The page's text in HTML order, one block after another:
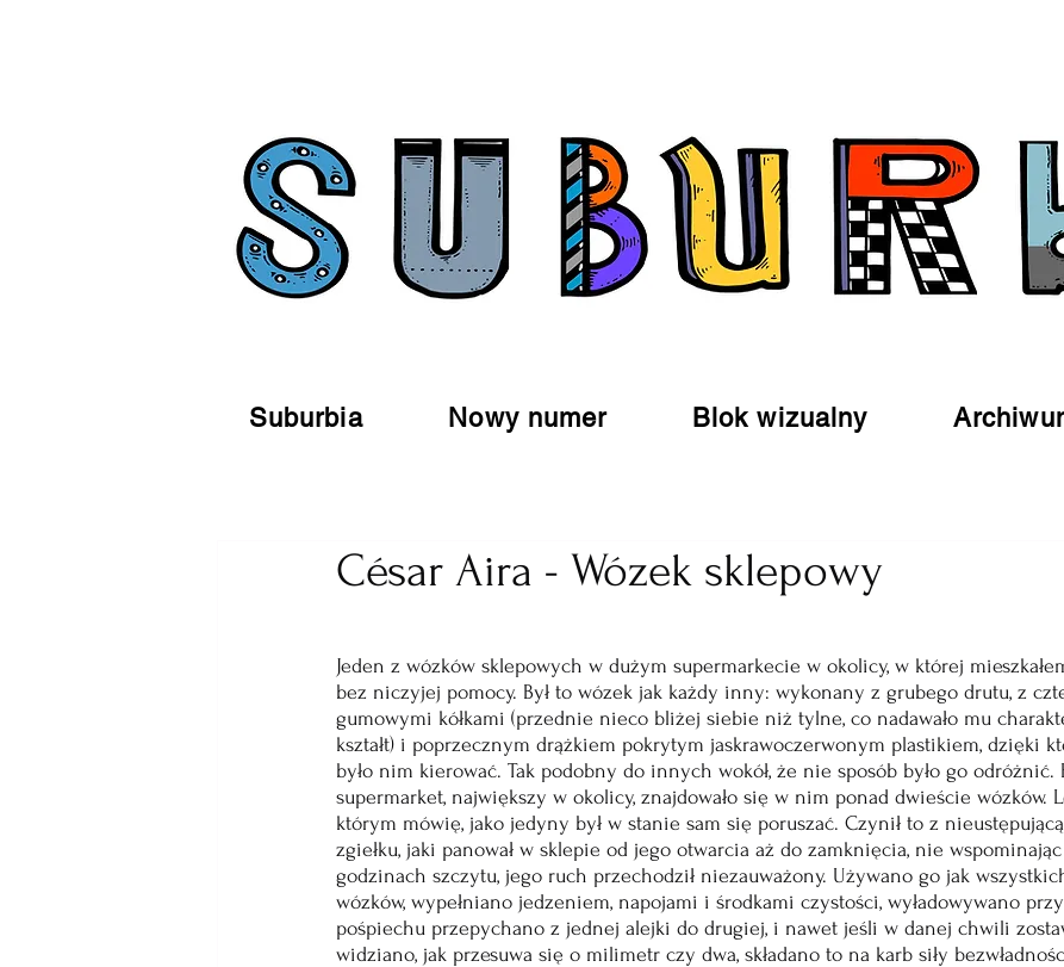
Suburbia Nowy numer Blok wizualny
César Aira - Wózek sklepowy
Jeden z wózków sklepowych w dużym supermarkecie w okolicy, w której
bez niczyjej pomocy. Był to wózek jak każdy inny: wykonany z grubego drutu, z
gumowymi kółkami (przednie nieco bliżej siebie niż tylne, co nadawało mu
kształt) i poprzecznym drążkiem pokrytym jaskrawoczerwonym plastikiem, dzięki
było nim kierować. Tak podobny do innych wokół, że nie sposób było go odróżnić.
supermarket, największy w okolicy, znajdowało się w nim ponad dwieście wózków.
którym mówię, jako jedyny był w stanie sam się poruszać. Czynił to z
zgiełku, jaki panował w sklepie od jego otwarcia aż do zamknięcia, nie
godzinach szczytu, jego ruch przechodził niezauważony. Używano go jak
wózków, wypełniano jedzeniem, napojami i środkami czystości, wyładowywano
pośpiechu przepychano z jednej alejki do drugiej, i nawet jeśli w danej chwili
widziano, jak przesuwa się o milimetr czy dwa, składano to na karb siły